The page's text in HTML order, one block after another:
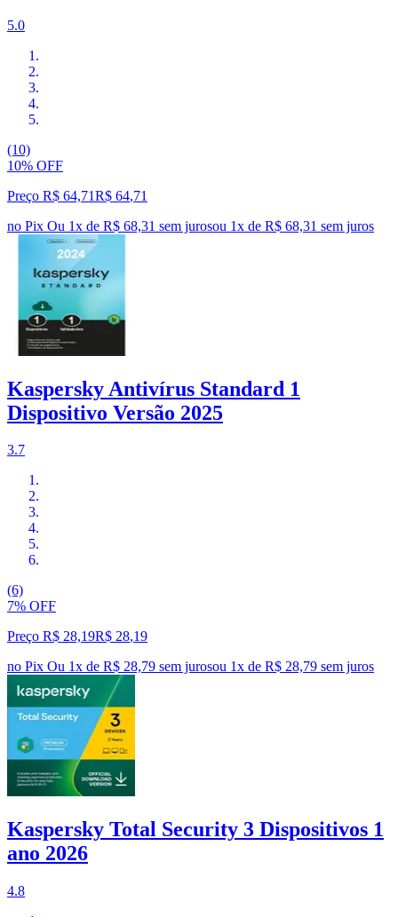
5.0
(10)
10% OFF
Preço R$ 64,71R$ 64,71
no Pix Ou 1x de R$ 68,31 sem jurosou 1x de R$ 68,31 sem juros
Kaspersky Antivírus Standard 1
Dispositivo Versão 2025
3.7
(6)
7% OFF
Preço R$ 28,19R$ 28,19
no Pix Ou 1x de R$ 28,79 sem jurosou 1x de R$ 28,79 sem juros
Kaspersky Total Security 3 Dispositivos 1
ano 2026
4.8